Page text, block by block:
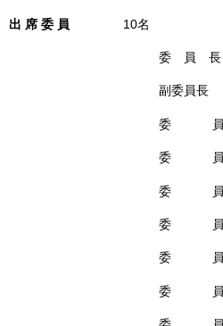
出 席 委 員 10名
委 員 長 北
副委員長 津
委 員 岡
委 員 彦
委 員 津
委 員 前
委 員 三
委 員 中